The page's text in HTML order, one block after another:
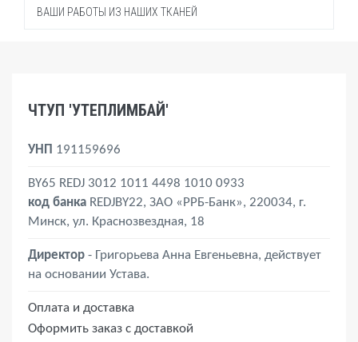
Эспандер
Чехлы на мотоцикл, велосипед, скутер
Боксерские груши
Зонты для кафе и отдыха
ВАШИ РАБОТЫ ИЗ НАШИХ ТКАНЕЙ
ЧТУП 'УТЕПЛИМБАЙ'
УНП 191159696
BY65 REDJ 3012 1011 4498 1010 0933
код банка REDJBY22, ЗАО «РРБ-Банк», 220034, г.
Минск, ул. Краснозвездная, 18
Директор - Григорьева Анна Евгеньевна, действует
на основании Устава.
Оплата и доставка
Оформить заказ с доставкой